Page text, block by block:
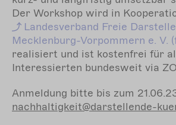
Der Workshop wird in
Landesverband Freie
Mecklenburg-Vorpommern e. V.
realisiert und ist kostenfrei für
Interessierten bundesweit via
Anmeldung bitte bis zum
nachhaltigkeit@darstellende-